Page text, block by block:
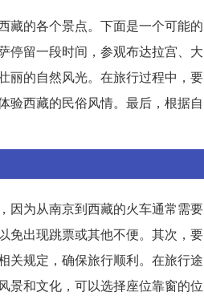
藏的各个景点。下面是一个可能的
停留一段时间，参观布达拉宫、大
丽的自然风光。在旅行过程中，要
验西藏的民俗风情。最后，根据自
因为从南京到西藏的火车通常需要
免出现跳票或其他不便。其次，要
关规定，确保旅行顺利。在旅行途
景和文化，可以选择座位靠窗的位